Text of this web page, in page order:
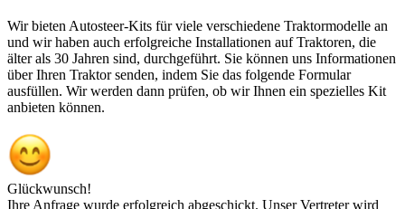
Wir bieten Autosteer-Kits für viele verschiedene Traktormodelle an
und wir haben auch erfolgreiche Installationen auf Traktoren, die
älter als 30 Jahren sind, durchgeführt. Sie können uns Informationen
über Ihren Traktor senden, indem Sie das folgende Formular
ausfüllen. Wir werden dann prüfen, ob wir Ihnen ein spezielles Kit
anbieten können.
Glückwunsch!
Ihre Anfrage wurde erfolgreich abgeschickt. Unser Vertreter wird